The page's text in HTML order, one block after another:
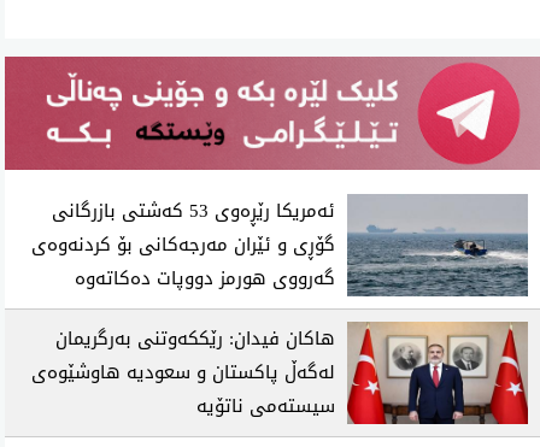
ئەمریکا رێڕەوی 53 کەشتی بازرگانی
گۆڕی و ئێران مەرجەکانی بۆ کردنەوەی
گەرووی هورمز دووپات دەکاتەوە
هاکان فیدان: رێککەوتنی بەرگریمان
لەگەڵ پاکستان و سعودیە هاوشێوەی
سیستەمی ناتۆیە